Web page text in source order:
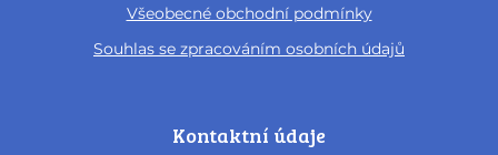
Všeobecné obchodní podmínky
Souhlas se zpracováním osobních údajů
Kontaktní údaje